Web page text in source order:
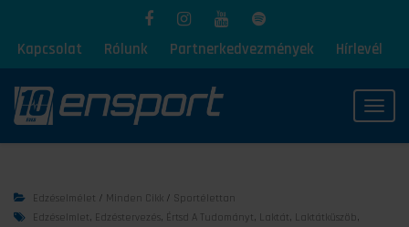
Kapcsolat Rólunk Partnerkedvezmények Hírlevél
Edzéselmélet / Minden Cikk / Sportélettan
Edzéselmlet , Edzéstervezés, Értsd A Tudományt , Laktát , Laktátküszöb ,